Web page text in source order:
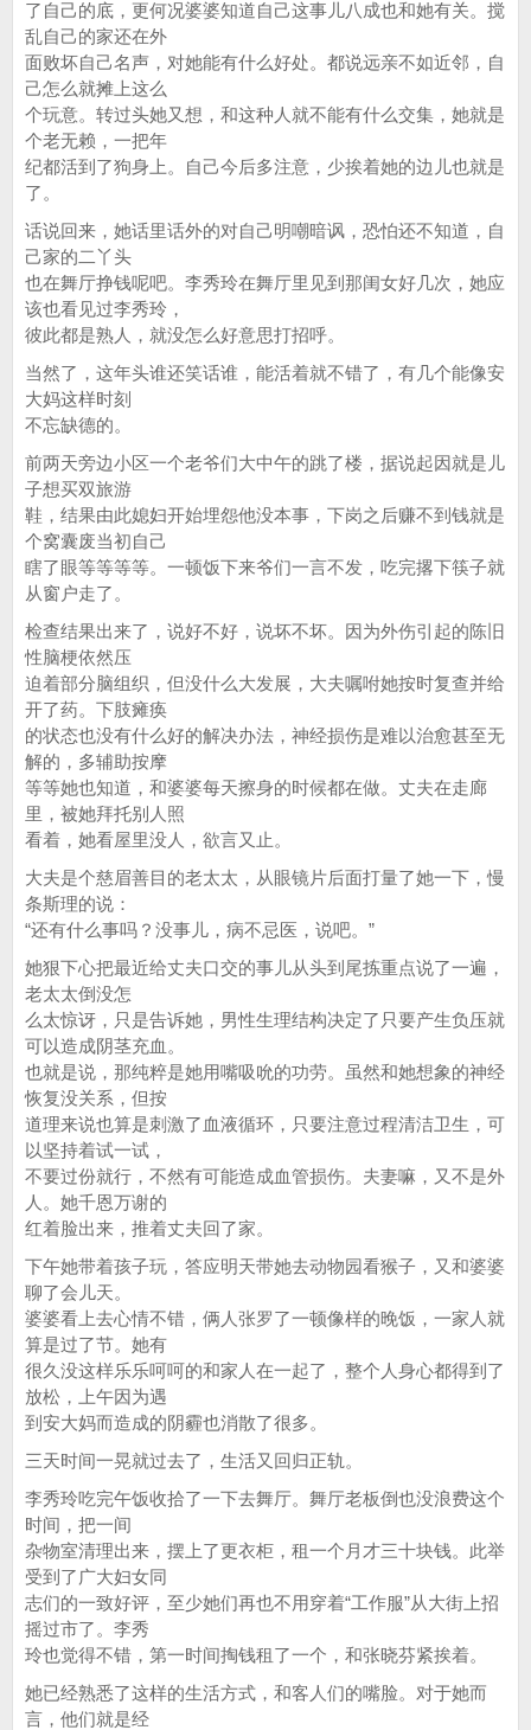
了自己的底，更何况婆婆知道自己这事儿八成也和她有关。搅
乱自己的家还在外
面败坏自己名声，对她能有什么好处。都说远亲不如近邻，自
己怎么就摊上这么
个玩意。转过头她又想，和这种人就不能有什么交集，她就是
个老无赖，一把年
纪都活到了狗身上。自己今后多注意，少挨着她的边儿也就是
了。
话说回来，她话里话外的对自己明嘲暗讽，恐怕还不知道，自
己家的二丫头
也在舞厅挣钱呢吧。李秀玲在舞厅里见到那闺女好几次，她应
该也看见过李秀玲，
彼此都是熟人，就没怎么好意思打招呼。
当然了，这年头谁还笑话谁，能活着就不错了，有几个能像安
大妈这样时刻
不忘缺德的。
前两天旁边小区一个老爷们大中午的跳了楼，据说起因就是儿
子想买双旅游
鞋，结果由此媳妇开始埋怨他没本事，下岗之后赚不到钱就是
个窝囊废当初自己
瞎了眼等等等等。一顿饭下来爷们一言不发，吃完撂下筷子就
从窗户走了。
检查结果出来了，说好不好，说坏不坏。因为外伤引起的陈旧
性脑梗依然压
迫着部分脑组织，但没什么大发展，大夫嘱咐她按时复查并给
开了药。下肢瘫痪
的状态也没有什么好的解决办法，神经损伤是难以治愈甚至无
解的，多辅助按摩
等等她也知道，和婆婆每天擦身的时候都在做。丈夫在走廊
里，被她拜托别人照
看着，她看屋里没人，欲言又止。
大夫是个慈眉善目的老太太，从眼镜片后面打量了她一下，慢
条斯理的说：
“还有什么事吗？没事儿，病不忌医，说吧。”
她狠下心把最近给丈夫口交的事儿从头到尾拣重点说了一遍，
老太太倒没怎
么太惊讶，只是告诉她，男性生理结构决定了只要产生负压就
可以造成阴茎充血。
也就是说，那纯粹是她用嘴吸吮的功劳。虽然和她想象的神经
恢复没关系，但按
道理来说也算是刺激了血液循环，只要注意过程清洁卫生，可
以坚持着试一试，
不要过份就行，不然有可能造成血管损伤。夫妻嘛，又不是外
人。她千恩万谢的
红着脸出来，推着丈夫回了家。
下午她带着孩子玩，答应明天带她去动物园看猴子，又和婆婆
聊了会儿天。
婆婆看上去心情不错，俩人张罗了一顿像样的晚饭，一家人就
算是过了节。她有
很久没这样乐乐呵呵的和家人在一起了，整个人身心都得到了
放松，上午因为遇
到安大妈而造成的阴霾也消散了很多。
三天时间一晃就过去了，生活又回归正轨。
李秀玲吃完午饭收拾了一下去舞厅。舞厅老板倒也没浪费这个
时间，把一间
杂物室清理出来，摆上了更衣柜，租一个月才三十块钱。此举
受到了广大妇女同
志们的一致好评，至少她们再也不用穿着“工作服”从大街上招
摇过市了。李秀
玲也觉得不错，第一时间掏钱租了一个，和张晓芬紧挨着。
她已经熟悉了这样的生活方式，和客人们的嘴脸。对于她而
言，他们就是经